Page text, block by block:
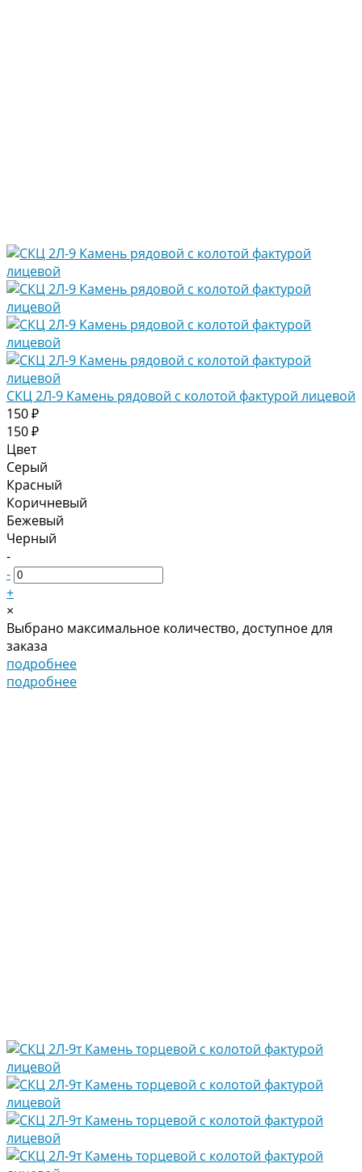
СКЦ 2Л-9 Камень рядовой с колотой фактурой лицевой
150 ₽
150 ₽
Цвет
Серый
Красный
Коричневый
Бежевый
Черный
-
-
+
×
Выбрано максимальное количество, доступное для
заказа
подробнее
подробнее